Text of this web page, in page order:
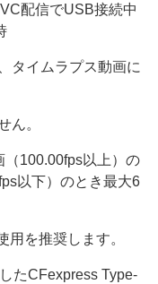
配信でUSB接続中
タイムラプス動画に
ん。
（100.00fps以上）の
以下）のとき最大6
用を推奨します。
たCFexpress Type-